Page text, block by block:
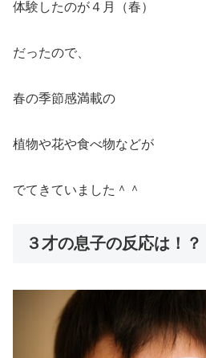
体験したのが４月（春）
だったので、
春の季節感満載の
植物や花や食べ物などが
でてきていました＾＾
３才の息子の反応は！？